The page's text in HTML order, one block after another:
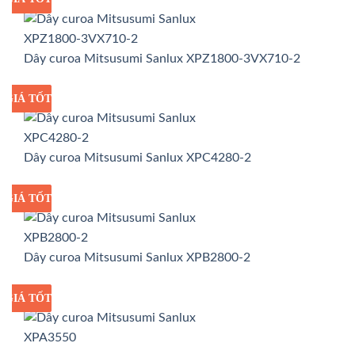
Dây curoa Mitsusumi Sanlux XPZ1800-3VX710-2
GIÁ SỈ
GIÁ TỐT
Dây curoa Mitsusumi Sanlux XPC4280-2
GIÁ SỈ
GIÁ TỐT
Dây curoa Mitsusumi Sanlux XPB2800-2
GIÁ SỈ
GIÁ TỐT